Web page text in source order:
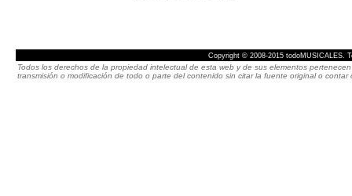
Copyright © 2008-2015 todoMUSICALES.
Todos los derechos de la propiedad intelectual de esta web y de sus elementos
transmisión o modificación de todo o parte del contenido sin citar la fuente original o